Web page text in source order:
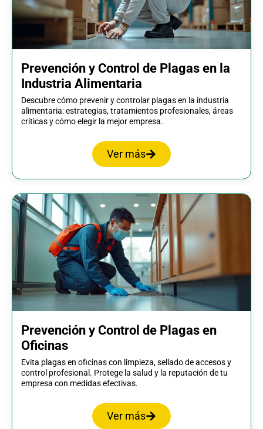
Prevención y Control de Plagas en la
Industria Alimentaria
Descubre cómo prevenir y controlar plagas en la industria
alimentaria: estrategias, tratamientos profesionales, áreas
críticas y cómo elegir la mejor empresa.
Ver más
Prevención y Control de Plagas en
Oficinas
Evita plagas en oficinas con limpieza, sellado de accesos y
control profesional. Protege la salud y la reputación de tu
empresa con medidas efectivas.
Ver más